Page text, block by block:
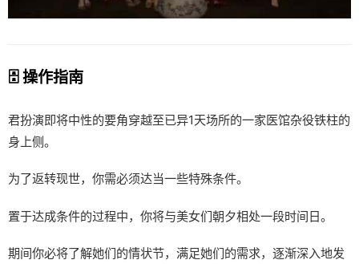
🗄️ 操作指南
君扮演即将中性的要角穿越至已异1天场所的一家医馆杂役铁柱的
身上侧。
为了返转现世，你需必须达当一些特殊条件。
置于达成条件的过程中， 你将与美女们朝夕相处一段时间日。
期间你必将了解她们的情状节，满足她们的需求，逐渐深入地发